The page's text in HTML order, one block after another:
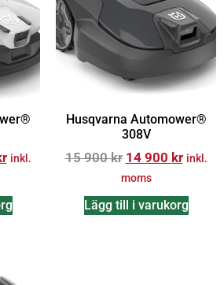
inkl.
Husqvarna Automower®
308V
15 900kr 14 900 kr inkl.
moms
Lägg till i varukorg